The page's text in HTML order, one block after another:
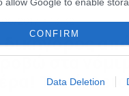
allow Google to enable
functionality and fraud
CONFIRM
Data Deletion
2017 13:32
στα
αέρα! Τον